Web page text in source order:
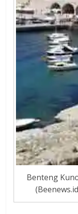
Benteng